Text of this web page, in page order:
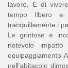
lavoro. E di
tempo libero e
tranquillamente i
Le grintose e
notevole
equipaggiamento
nell'abitacolo